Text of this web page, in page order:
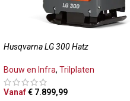
Husqvarna LG 300 Hatz
Bouw en Infra, Trilplaten
Vanaf € 7.899,99